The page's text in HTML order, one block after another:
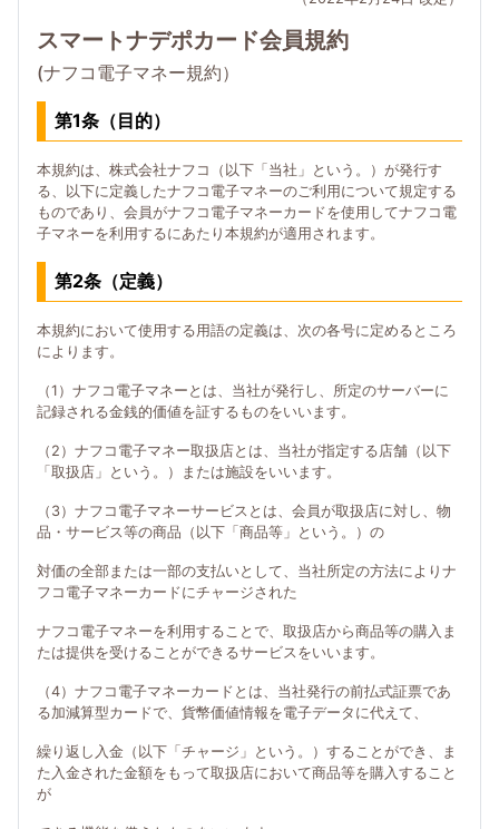
スマートナデポカード会員規約
(ナフコ電子マネー規約）
第1条（目的）
本規約は、株式会社ナフコ（以下「当社」という。）が発行す
る、以下に定義したナフコ電子マネーのご利用について規定する
ものであり、会員がナフコ電子マネーカードを使用してナフコ電
子マネーを利用するにあたり本規約が適用されます。
第2条（定義）
本規約において使用する用語の定義は、次の各号に定めるところ
によります。
（1）ナフコ電子マネーとは、当社が発行し、所定のサーバーに
記録される金銭的価値を証するものをいいます。
（2）ナフコ電子マネー取扱店とは、当社が指定する店舗（以下
「取扱店」という。）または施設をいいます。
（3）ナフコ電子マネーサービスとは、会員が取扱店に対し、物
品・サービス等の商品（以下「商品等」という。）の
対価の全部または一部の支払いとして、当社所定の方法によりナ
フコ電子マネーカードにチャージされた
ナフコ電子マネーを利用することで、取扱店から商品等の購入ま
たは提供を受けることができるサービスをいいます。
（4）ナフコ電子マネーカードとは、当社発行の前払式証票であ
る加減算型カードで、貨幣価値情報を電子データに代えて、
繰り返し入金（以下「チャージ」という。）することができ、ま
た入金された金額をもって取扱店において商品等を購入すること
が